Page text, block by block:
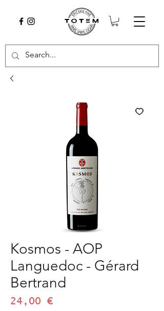
Kosmos - AOP
Languedoc - Gérard
Bertrand
24,00 €